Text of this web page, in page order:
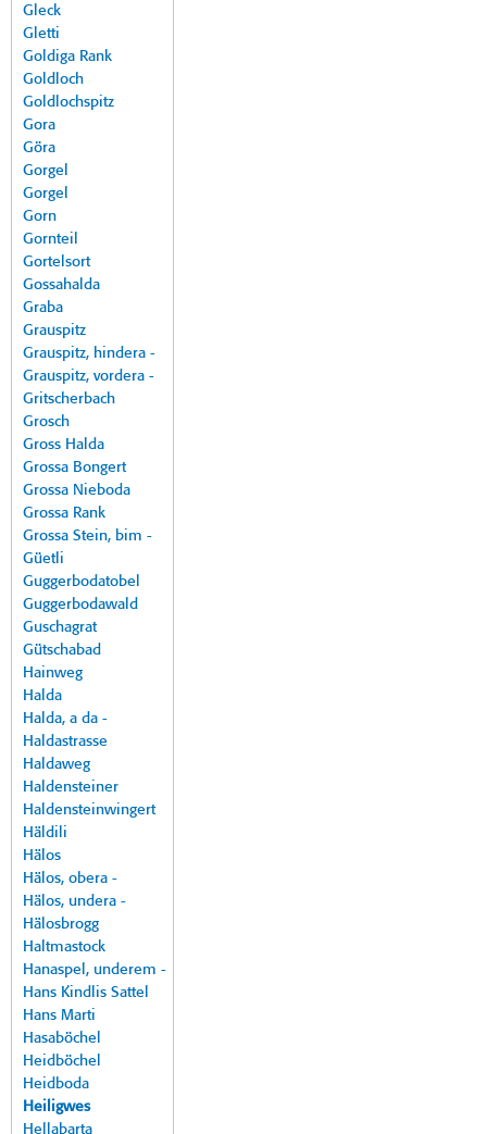
Gleck
Gletti
Goldiga Rank
Goldloch
Goldlochspitz
Gora
Göra
Gorgel
Gorgel
Gorn
Gornteil
Gortelsort
Gossahalda
Graba
Grauspitz
Grauspitz, hindera -
Grauspitz, vordera -
Gritscherbach
Grosch
Gross Halda
Grossa Bongert
Grossa Nieboda
Grossa Rank
Grossa Stein, bim -
Güetli
Guggerbodatobel
Guggerbodawald
Guschagrat
Gütschabad
Hainweg
Halda
Halda, a da -
Haldastrasse
Haldaweg
Haldensteiner
Haldensteinwingert
Häldili
Hälos
Hälos, obera -
Hälos, undera -
Hälosbrogg
Haltmastock
Hanaspel, underem -
Hans Kindlis Sattel
Hans Marti
Hasaböchel
Heidböchel
Heidboda
Heiligwes
Hellabarta